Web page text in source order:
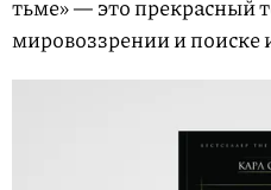
тьме» — это прекрасный
мировоззрении и поиске